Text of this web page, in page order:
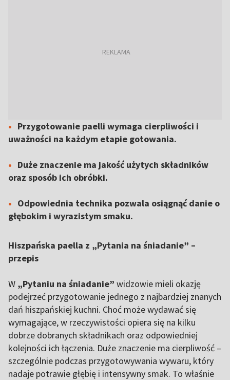
Przygotowanie paelli wymaga cierpliwości i
uważności na każdym etapie gotowania.
Duże znaczenie ma jakość użytych składników
oraz sposób ich obróbki.
Odpowiednia technika pozwala osiągnąć danie o
głębokim i wyrazistym smaku.
Hiszpańska paella z „Pytania na śniadanie” –
przepis
W „Pytaniu na śniadanie” widzowie mieli okazję
podejrzeć przygotowanie jednego z najbardziej znanych
dań hiszpańskiej kuchni. Choć może wydawać się
wymagające, w rzeczywistości opiera się na kilku
dobrze dobranych składnikach oraz odpowiedniej
kolejności ich łączenia. Duże znaczenie ma cierpliwość –
szczególnie podczas przygotowywania wywaru, który
nadaje potrawie głębię i intensywny smak. To właśnie